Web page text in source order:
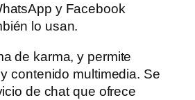
y Facebook
lo usan.
de karma, y permite
contenido multimedia. Se
de chat que ofrece